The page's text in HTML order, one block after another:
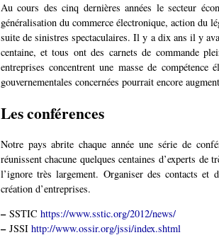
Au cours des cinq dernières années le secteur
généralisation du commerce électronique, action du
suite de sinistres spectaculaires. Il y a dix ans il y
centaine, et tous ont des carnets de commande
entreprises concentrent une masse de compétence
gouvernementales concernées pourrait encore
Les conférences
Notre pays abrite chaque année une série de
réunissent chacune quelques centaines d’experts
l’ignore très largement. Organiser des contacts et
création d’entreprises.
–SSTIC https://www.sstic.org/2012/news/
–JSSI http://www.ossir.org/jssi/index.shtml